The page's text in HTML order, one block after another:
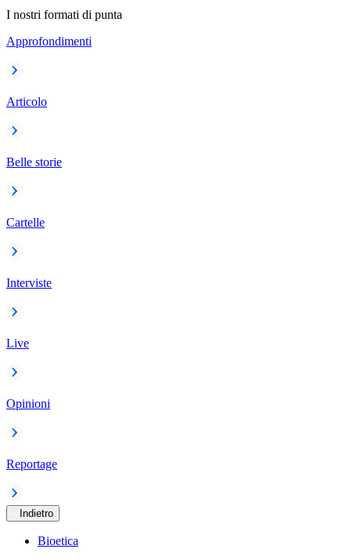
I nostri formati di punta
Approfondimenti
Articolo
Belle storie
Cartelle
Interviste
Live
Opinioni
Reportage
Indietro
Bioetica